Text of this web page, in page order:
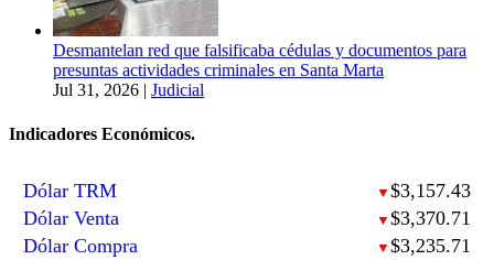
Desmantelan red que falsificaba cédulas y documentos para
presuntas actividades criminales en Santa Marta
Jul 31, 2026 | Judicial
Indicadores Económicos.
Dólar TRM ▼ $3,157.43
Dólar Venta
▼ $3,370.71
Dólar Compra
▼ $3,235.71